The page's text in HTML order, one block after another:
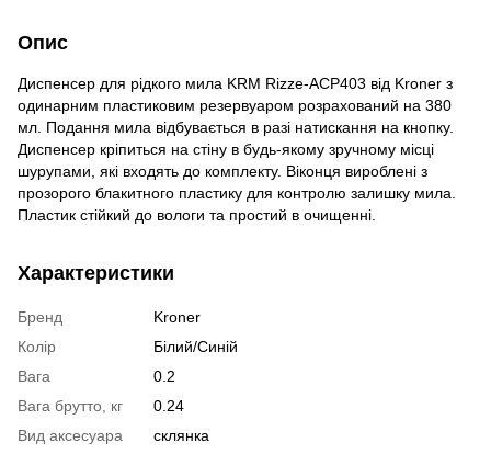
Опис
Диспенсер для рідкого мила KRM Rizze-ACP403 від Kroner з
одинарним пластиковим резервуаром розрахований на 380
мл. Подання мила відбувається в разі натискання на кнопку.
Диспенсер кріпиться на стіну в будь-якому зручному місці
шурупами, які входять до комплекту. Віконця вироблені з
прозорого блакитного пластику для контролю залишку мила.
Пластик стійкий до вологи та простий в очищенні.
Характеристики
Бренд
Kroner
Колір
Білий/Синій
Вага
0.2
Вага брутто, кг
0.24
Вид аксесуара
склянка